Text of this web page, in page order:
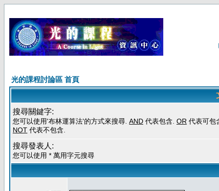
光的課程討論區 首頁
搜尋關鍵字:
您可以使用'布林運算法'的方式來搜尋. AND 代表包含. OR 代表可包
NOT 代表不包含.
搜尋發表人:
您可以使用 * 萬用字元搜尋